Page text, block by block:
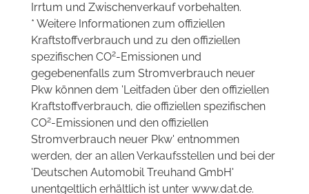
Irrtum und Zwischenverkauf vorbehalten.
* Weitere Informationen zum offiziellen
Kraftstoffverbrauch und zu den offiziellen
spezifischen CO2-Emissionen und
gegebenenfalls zum Stromverbrauch neuer
Pkw können dem 'Leitfaden über den offiziellen
Kraftstoffverbrauch, die offiziellen spezifischen
CO2-Emissionen und den offiziellen
Stromverbrauch neuer Pkw' entnommen
werden, der an allen Verkaufsstellen und bei der
'Deutschen Automobil Treuhand GmbH'
unentgeltlich erhältlich ist unter www.dat.de.